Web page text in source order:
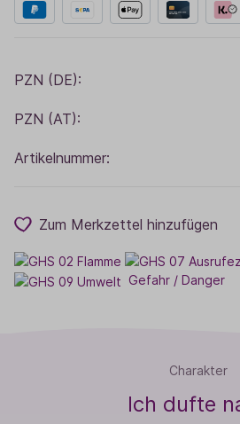
PZN (DE):
PZN (AT):
Artikelnummer:
Zum Merkzettel hinzufügen
Gefahr / Danger
Charakter
Ich dufte